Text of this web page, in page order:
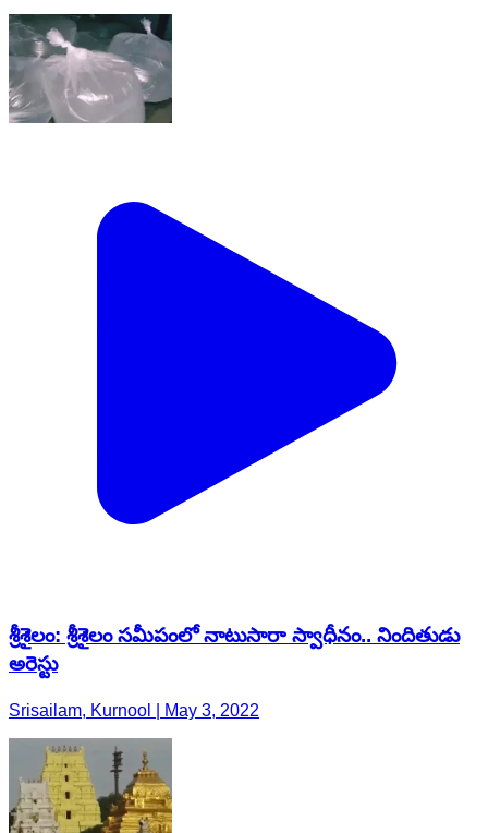
శ్రీశైలం: శ్రీశైలం సమీపంలో నాటుసారా స్వాధీనం.. నిందితుడు
అరెస్టు
Srisailam, Kurnool | May 3, 2022